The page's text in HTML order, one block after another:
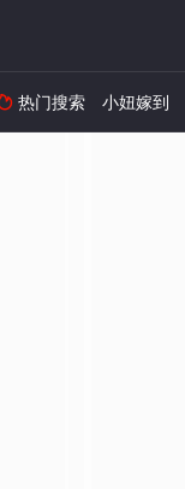
热门搜索 小妞嫁到